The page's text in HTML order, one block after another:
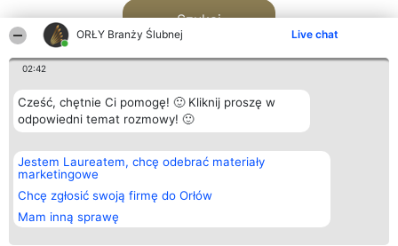
ORŁY Branży Ślubnej Live chat
02:42
Cześć, chętnie Ci pomogę! 🙂 Kliknij proszę w
odpowiedni temat rozmowy! 🙂
Jestem Laureatem, chcę odebrać materiały
marketingowe
Chcę zgłosić swoją firmę do Orłów
Mam inną sprawę
Szukaj
Organizator plebiscytu
Bright Side Solutions sp. z o.
o. sp. k.
ul. Ruska 22
Wrocław 50-079
KRS 0000749100 | Regon
381313360 | NIP 8943132676
Plebiscyt
Laureaci
wszystkich
Laureatów
Regulamin
Kontakt
Kontakt